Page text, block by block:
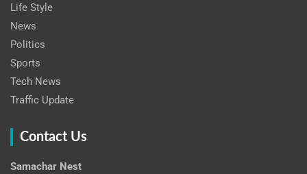
Life Style
News
Politics
Sports
Tech News
Traffic Update
Contact Us
Samachar Nest